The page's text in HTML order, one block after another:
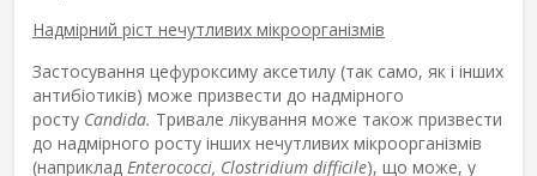
Надмірний ріст нечутливих мікроорганізмів
Застосування цефуроксиму аксетилу (так само, як і інших
антибіотиків) може призвести до надмірного
росту Candida. Тривале лікування може також призвести
до надмірного росту інших нечутливих мікроорганізмів
(наприклад Enterococci, Clostridium difficile), що може, у